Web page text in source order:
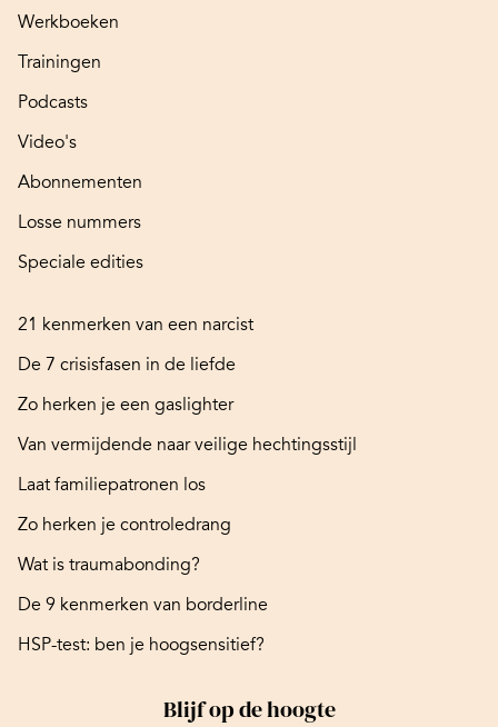
Werkboeken
Trainingen
Podcasts
Video's
Abonnementen
Losse nummers
Speciale edities
21 kenmerken van een narcist
De 7 crisisfasen in de liefde
Zo herken je een gaslighter
Van vermijdende naar veilige hechtingsstijl
Laat familiepatronen los
Zo herken je controledrang
Wat is traumabonding?
De 9 kenmerken van borderline
HSP-test: ben je hoogsensitief?
Blijf op de hoogte